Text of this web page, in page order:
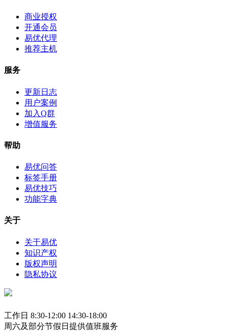
商业授权
开通会员
易优代理
推荐主机
服务
更新日志
用户案例
加入Q群
增值服务
帮助
易优问答
标签手册
易优技巧
功能字典
关于
关于易优
知识产权
版权声明
隐私协议
工作日 8:30-12:00 14:30-18:00
周六及部分节假日提供值班服务